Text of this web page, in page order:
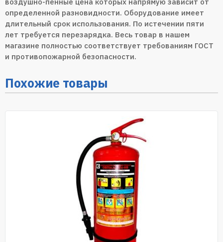
определенной разновидности. Оборудование имеет
длительный срок использования. По истечении пяти
лет требуется перезарядка. Весь товар в нашем
магазине полностью соответствует требованиям ГОСТ
и противопожарной безопасности.
Похожие товары